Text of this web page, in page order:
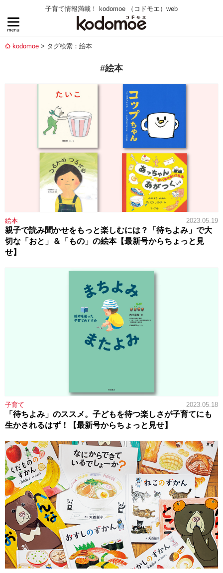
子育て情報満載！ kodomoe （コドモエ）web
kodomoe タグ検索：絵本
#絵本
絵本 2023.05.19
親子で読み聞かせをもっと楽しむには？「待ちよみ」で大
切な「おと」＆「もの」の絵本【最新号からちょっと見
せ】
子育て 2023.05.18
「待ちよみ」のススメ。子どもを待つ楽しさが子育てにも
生かされるはず！【最新号からちょっと見せ】